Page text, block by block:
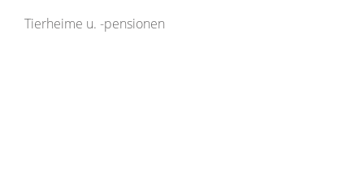
Tierheime u. -pensionen